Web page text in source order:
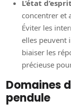
L’état
concentrer et
Éviter les
elles peuvent
biaiser les
précieuse
Domaines
pendule